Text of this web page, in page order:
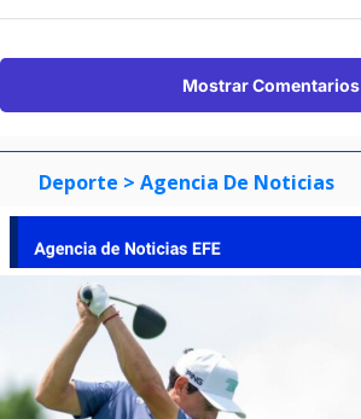
Mostrar Comentarios
Deporte > Agencia De Noticias